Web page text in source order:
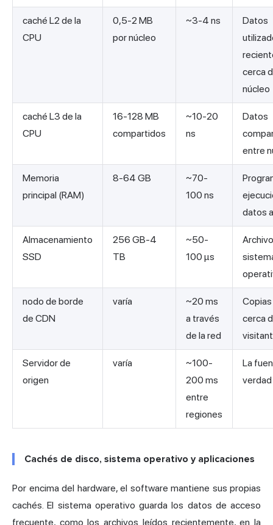
caché L2 de la
CPU
0,5-2 MB
por núcleo
~3-4 ns
Datos
cerca
núcleo
caché L3 de la
CPU
16-128 MB
compartidos
~10-20
ns
Datos
entre
Memoria
principal (RAM)
8-64 GB
~70-
100 ns
datos
Almacenamiento
SSD
256 GB-4
TB
~50-
100 µs
nodo de borde
de CDN
varía
~20 ms
a través
de la red
cerca
Servidor de
origen
varía
~100-
200 ms
entre
regiones
La
verdad
Cachés de disco, sistema operativo y aplicaciones
Por encima del hardware, el software mantiene sus propias
cachés. El sistema operativo guarda los datos de acceso
frecuente, como los archivos leídos recientemente, en la